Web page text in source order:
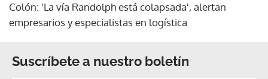
Colón: 'La vía Randolph está colapsada', alertan
empresarios y especialistas en logística
Suscríbete a nuestro boletín